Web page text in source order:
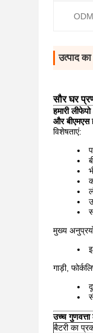
उत्पाद का
सौर घर
हमारी
और बीएमएस
विशेषताएं:
मुख्य
गाड़ी,
उच्च
बैटरी का